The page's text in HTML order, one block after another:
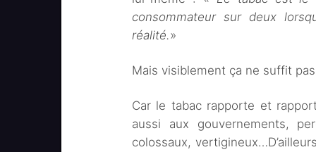
consommateur sur deux
réalité.»
Mais visiblement ça ne suffit
Car le tabac rapporte et
aussi aux gouvernements,
colossaux,